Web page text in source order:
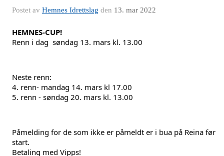
Postet av Hemnes Idrettslag den 13. mar 2022
HEMNES-CUP!
Renn i dag  søndag 13. mars kl. 13.00
Neste renn:
4. renn- mandag 14. mars kl 17.00
5. renn - søndag 20. mars kl. 13.00
Påmelding for de som ikke er påmeldt er i bua på Reina før
start.
Betaling med Vipps!